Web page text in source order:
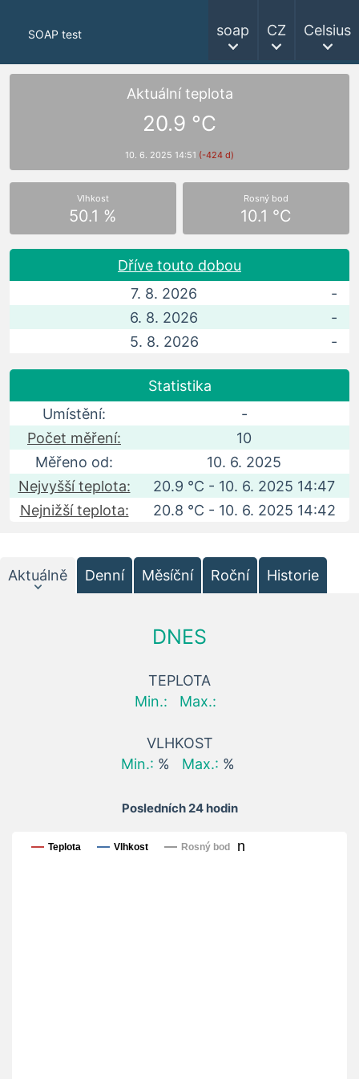
SOAP test soap CZ Celsius
Aktuální teplota
20.9 °C
10. 6. 2025 14:51 (-424 d)
Vlhkost
50.1 %
Rosný bod
10.1 °C
Dříve touto dobou
7. 8. 2026
-
6. 8. 2026
-
5. 8. 2026
-
Statistika
Umístění:
-
Počet měření:
10
Měřeno od:
10. 6. 2025
Nejvyšší teplota:
20.9 °C - 10. 6. 2025 14:47
Nejnižší teplota:
20.8 °C - 10. 6. 2025 14:42
Aktuálně Denní Měsíční Roční Historie
DNES
TEPLOTA
Min.:
Max.:
VLHKOST
Min.: % Max.: %
Posledních 24 hodin
Posledních 24 hodin
Teplota Vlhkost Rosný bod